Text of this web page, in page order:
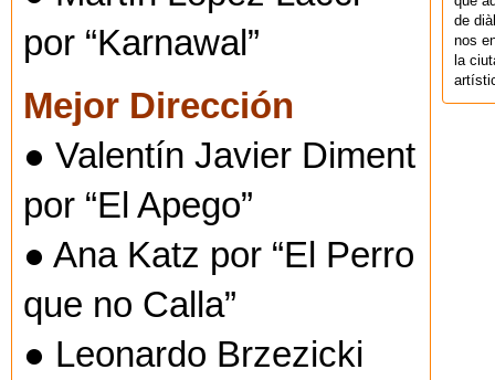
por “Karnawal”
Mejor Dirección
● Valentín Javier Diment
por “El Apego”
● Ana Katz por “El Perro
que no Calla”
● Leonardo Brzezicki
de
nos
la